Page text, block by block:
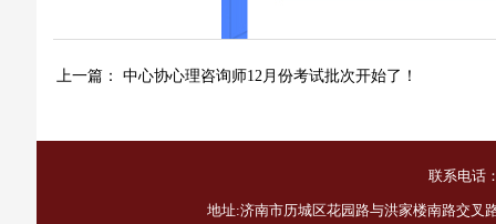
上一篇： 中心协心理咨询师12月份考试批次开始了！
联系电话
地址:济南市历城区花园路与洪家楼南路交叉